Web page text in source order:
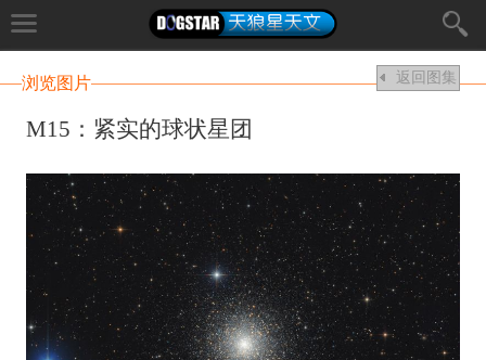
浏览图片 返回图集
M15：紧实的球状星团